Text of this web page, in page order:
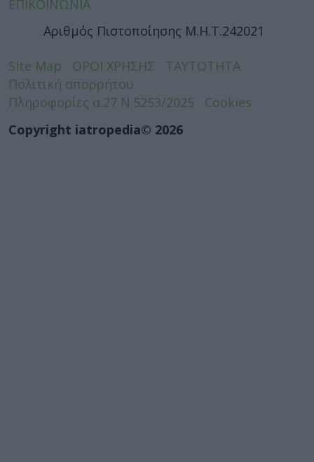
ΕΠΙΚΟΙΝΩΝΙΑ
Αριθμός Πιστοποίησης Μ.Η.Τ.242021
Site Map ΟΡΟΙ ΧΡΗΣΗΣ
ΤΑΥΤΟΤΗΤΑ
Πολιτική απορρήτου
Πληροφορίες α.27 Ν.5253/2025
Cookies
Copyright iatropedia© 2026